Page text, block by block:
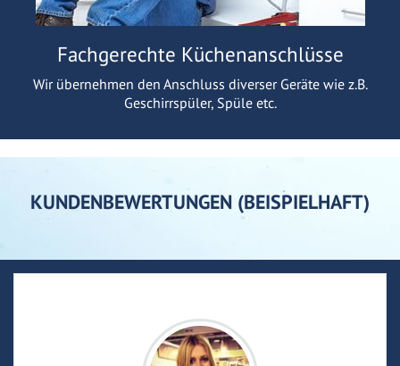
Fachgerechte Küchenanschlüsse
Wir übernehmen den Anschluss diverser Geräte wie z.B.
Geschirrspüler, Spüle etc.
KUNDENBEWERTUNGEN (BEISPIELHAFT)